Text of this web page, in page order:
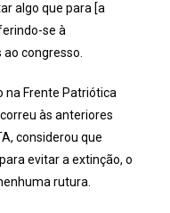
algo que para [a
se à
congresso.
na Frente Patriótica
às anteriores
considerou que
evitar a extinção, o
rutura.